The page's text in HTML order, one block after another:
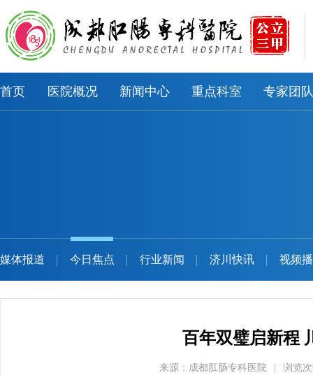
首页 医院概况 新闻中心 重点科室 专家团队
媒体报道 今日焦点 行业新闻 济川快讯 视频
百年双璧启新程
来源：成都肛肠专科医院 浏览